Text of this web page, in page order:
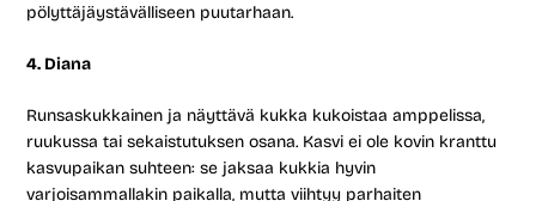
pölyttäjäystävälliseen puutarhaan.
4. Diana
Runsaskukkainen ja näyttävä kukka kukoistaa amppelissa,
ruukussa tai sekaistutuksen osana. Kasvi ei ole kovin kranttu
kasvupaikan suhteen: se jaksaa kukkia hyvin
varjoisammallakin paikalla, mutta viihtyy parhaiten